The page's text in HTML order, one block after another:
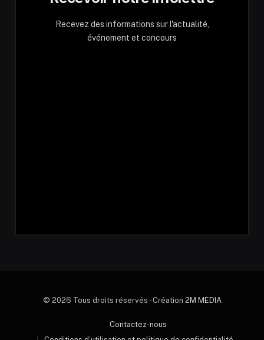
Recevez des informations sur l'actualité,
événement et concours
© 2026 Tous droits réservés - Création 2M MEDIA
Contactez-nous